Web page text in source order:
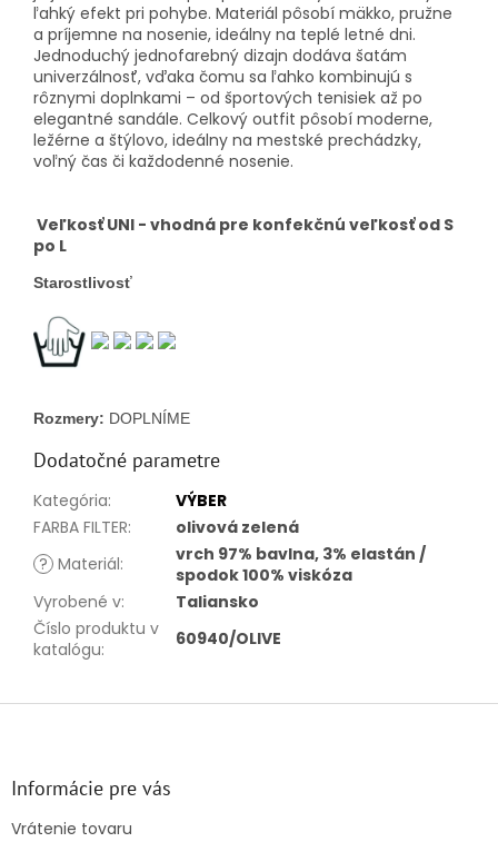
ľahký efekt pri pohybe. Materiál pôsobí mäkko, pružne
a príjemne na nosenie, ideálny na teplé letné dni.
Jednoduchý jednofarebný dizajn dodáva šatám
univerzálnosť, vďaka čomu sa ľahko kombinujú s
rôznymi doplnkami – od športových tenisiek až po
elegantné sandále. Celkový outfit pôsobí moderne,
ležérne a štýlovo, ideálny na mestské prechádzky,
voľný čas či každodenné nosenie.
Veľkosť UNI - vhodná pre konfekčnú veľkosť od S
po L
Starostlivosť
Rozmery: DOPLNÍME
Dodatočné parametre
Kategória:
VÝBER
FARBA FILTER:
olivová zelená
? Materiál:
vrch 97% bavlna, 3% elastán /
spodok 100% viskóza
Vyrobené v:
Taliansko
Číslo produktu v
katalógu: 60940/OLIVE
Z
Informácie pre vás
Vrátenie tovaru